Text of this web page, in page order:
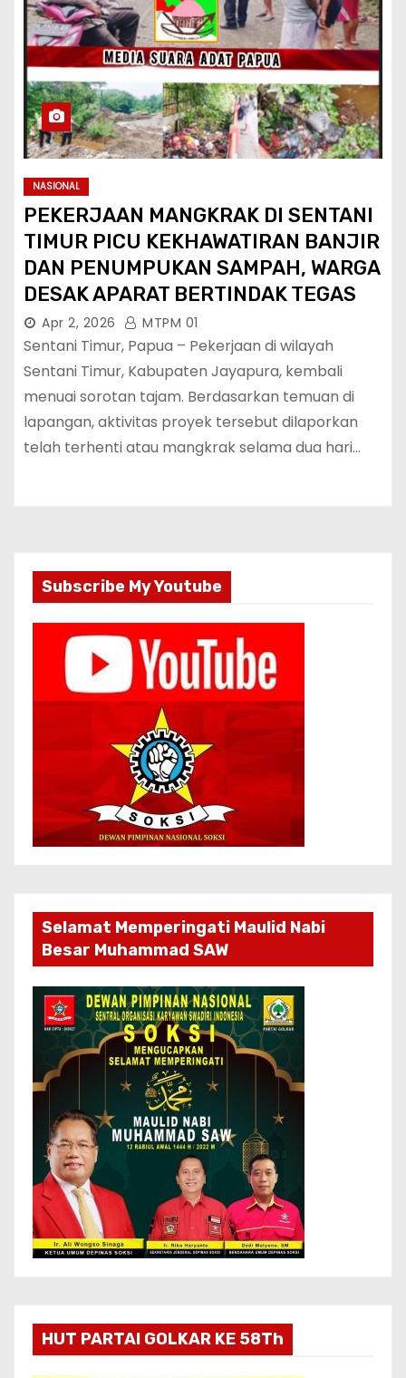
NASIONAL
PEKERJAAN MANGKRAK DI SENTANI
TIMUR PICU KEKHAWATIRAN BANJIR
DAN PENUMPUKAN SAMPAH, WARGA
DESAK APARAT BERTINDAK TEGAS
Apr 2, 2026 MTPM 01
Sentani Timur, Papua – Pekerjaan di wilayah
Sentani Timur, Kabupaten Jayapura, kembali
menuai sorotan tajam. Berdasarkan temuan di
lapangan, aktivitas proyek tersebut dilaporkan
telah terhenti atau mangkrak selama dua hari…
Subscribe My Youtube
Selamat Memperingati Maulid Nabi
Besar Muhammad SAW
HUT PARTAI GOLKAR KE 58Th